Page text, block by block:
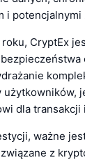
i
CryptEx
użytkowników,
dla
ważne
z